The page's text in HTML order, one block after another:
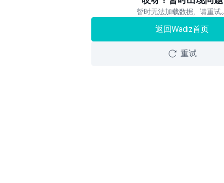
暂时无法加载数据，请重试。
返回Wadiz首页
重试